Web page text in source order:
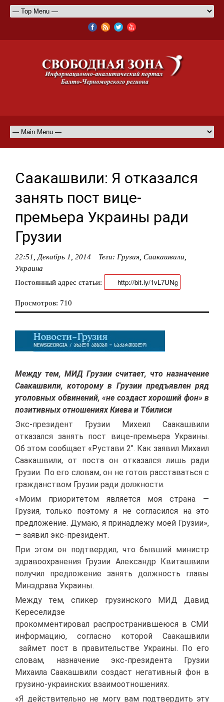
Саакашвили: Я отказался
занять пост вице-
премьера Украины ради
Грузии
22:51, Декабрь 1, 2014 Теги: Грузия Саакашвили
Украина
Постоянный адрес статьи:
Просмотров: 710
Между тем, МИД Грузии считает, что назначение
Саакашвили, которому в Грузии предъявлен ряд
уголовных обвинений, «не создаст хороший фон» в
позитивных отношениях Киева и Тбилиси
Экс-президент Грузии Михеил Саакашвили
отказался занять пост вице-премьера Украины.
Об этом сообщает «Рустави 2″. Как заявил Михаил
Саакашвили, от поста он отказался лишь ради
Грузии. По его словам, он не готов расставаться с
гражданством Грузии ради должности.
«Моим приоритетом является моя страна —
Грузия, только поэтому я не согласился на это
предложение. Думаю, я принадлежу моей Грузии»,
— заявил экс-президент.
При этом он подтвердил, что бывший министр
здравоохранения Грузии Александр Квиташвили
получил предложение занять должность главы
Минздрава Украины.
Между тем, спикер грузинского МИД Давид
Кереселидзе
прокомментировал распространившеюся в СМИ
информацию, согласно которой Саакашвили
займет пост в правительстве Украины. По его
словам, назначение экс-президента Грузии
Михаила Саакашвили создаст негативный фон в
грузино-украинских взаимоотношениях.
«Я действительно не могу вам подтвердить эту